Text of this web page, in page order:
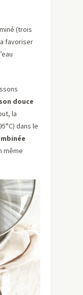
(trois
favoriser
douce
la
dans le
même